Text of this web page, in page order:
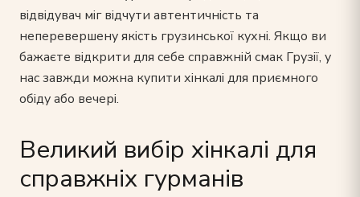
відвідувач міг відчути автентичність та
неперевершену якість грузинської кухні. Якщо ви
бажаєте відкрити для себе справжній смак Грузії, у
нас завжди можна купити хінкалі для приємного
обіду або вечері.
Великий вибір хінкалі для
справжніх гурманів